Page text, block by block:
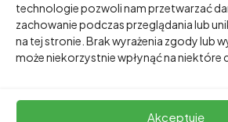
technologie pozwoli nam przetwarzać
zachowanie podczas przeglądania lub
na tej stronie. Brak wyrażenia zgody lub
może niekorzystnie wpłynąć na niektóre
Akceptuję
Dane Osobowe
Zamówienia
Adresy